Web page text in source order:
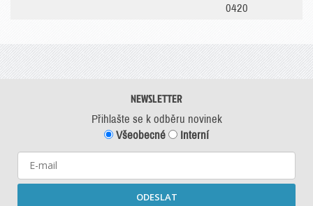
0420
NEWSLETTER
Přihlašte se k odběru novinek
Všeobecné
Interní
ODESLAT